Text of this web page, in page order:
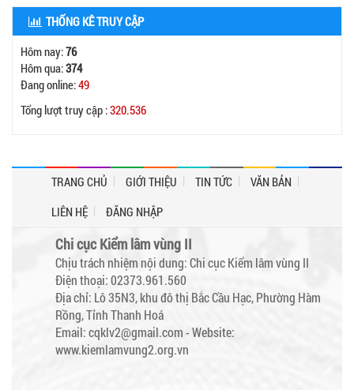
THỐNG KÊ TRUY CẬP
Hôm nay:76
Hôm qua:374
Đang online:49
Tổng lượt truy cập :320.536
TRANG CHỦ GIỚI THIỆU TIN TỨC
VĂN BẢN
LIÊN HỆ
ĐĂNG NHẬP
Chi cục Kiểm lâm vùng II
Chịu trách nhiệm nội dung: Chi cục Kiểm lâm vùng II
Điện thoại: 02373.961.560
Địa chỉ: Lô 35N3, khu đô thị Bắc Cầu Hạc, Phường Hàm
Rồng, Tỉnh Thanh Hoá
Email: cqklv2@gmail.com -Website:
www.kiemlamvung2.org.vn